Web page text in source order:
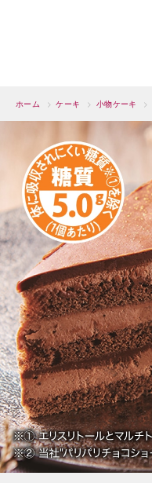
ホーム > ケーキ > 小物ケーキ >